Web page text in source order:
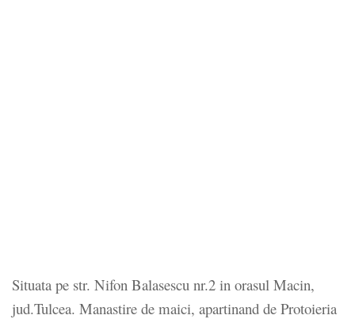
Situata pe str. Nifon Balasescu nr.2 in orasul Macin,
jud.Tulcea. Manastire de maici, apartinand de Protoieria